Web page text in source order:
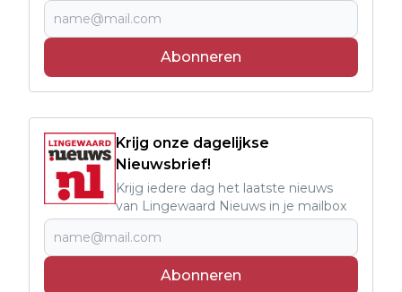
Abonneren
Krijg onze dagelijkse
Nieuwsbrief!
Krijg iedere dag het laatste nieuws
van Lingewaard Nieuws in je mailbox
Abonneren